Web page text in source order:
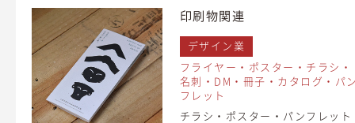
印刷物関連
デザイン業
フライヤー・ポスター・チラシ・
名刺・DM・冊子・カタログ・パ
フレット
チラシ・ポスター・パンフレット